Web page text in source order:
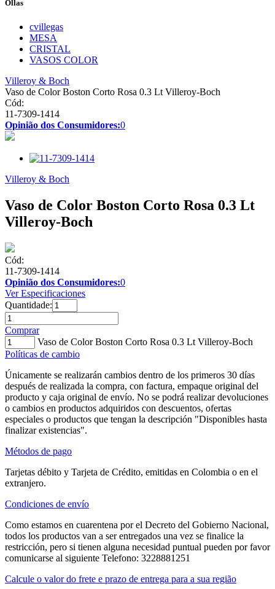
Ollas
cvillegas
MESA
CRISTAL
VASOS COLOR
Villeroy & Boch
Vaso de Color Boston Corto Rosa 0.3 Lt Villeroy-Boch
Cód:
11-7309-1414
Opinião dos Consumidores:0
Villeroy & Boch
Vaso de Color Boston Corto Rosa 0.3 Lt
Villeroy-Boch
Cód:
11-7309-1414
Opinião dos Consumidores:0
Ver Especificaciones
Quantidade:
Comprar
Vaso de Color Boston Corto Rosa 0.3 Lt Villeroy-Boch
Políticas de cambio
Únicamente se realizarán cambios dentro de los primeros 30 días
después de realizada la compra, con factura, empaque original del
producto y caja original de envío. No se podrá realizar devoluciones
o cambios en productos adquiridos con descuentos, ofertas
especiales o productos que tengan la descripción "Disponibles hasta
finalizar existencias".
Métodos de pago
Tarjetas débito y Tarjeta de Crédito, emitidas en Colombia o en el
extranjero.
Condiciones de envío
Como estamos en cuarentena por el Decreto del Gobierno Nacional,
todos los productos van a ser entregados una vez se finalice la
restricción, pero si tienen alguna necesidad puntual pueden por favor
comunicarse al siguiente Telefono: 3228881251
Calcule o valor do frete e prazo de entrega para a sua região